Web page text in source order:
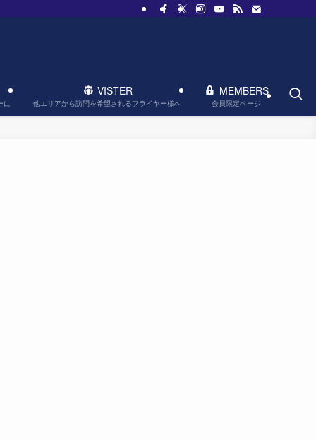
に
VISTER
他エリアから訪問を希望されるフライヤー様へ
MEMBERS
会員限定ページ